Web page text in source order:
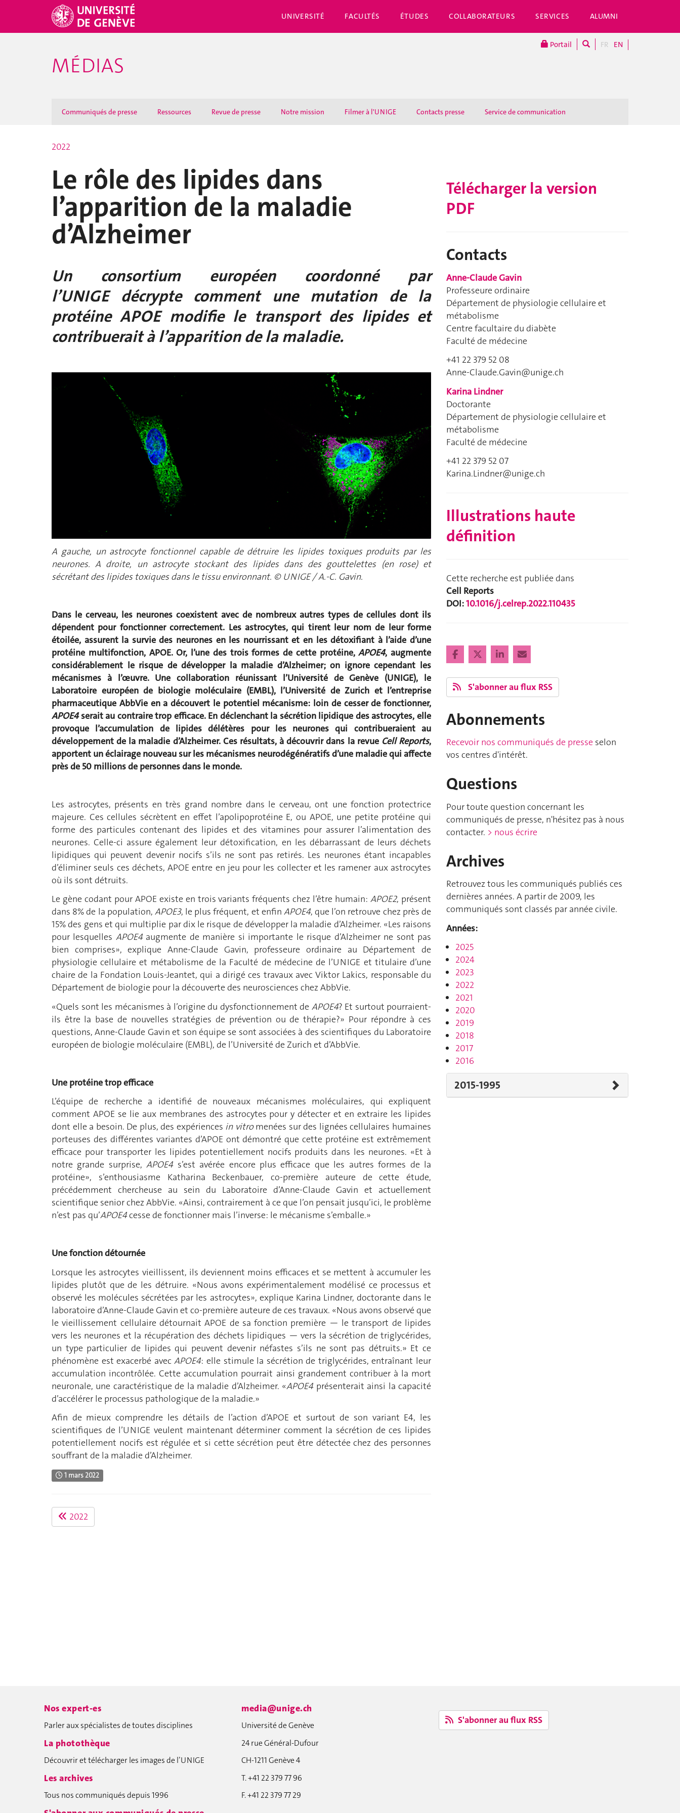
UNIVERSITÉ FACULTÉS ÉTUDES COLLABORATEURS SERVICES ALUMNI
Portail FR EN
MÉDIAS
Communiqués de presse Ressources Revue de presse Notre mission Filmer à l'UNIGE Contacts presse Service de communication
2022
Le rôle des lipides dans
l’apparition de la maladie
d’Alzheimer
Un consortium européen coordonné par
l’UNIGE décrypte comment une mutation de la
protéine APOE modifie le transport des lipides et
contribuerait à l’apparition de la maladie.
A gauche, un astrocyte fonctionnel capablede détruireles lipides toxiques produits par les
neurones. A droite, un astrocyte stockant des lipides dans des gouttelettes (en rose) et
sécrétantdes lipides toxiques dans le tissu environnant. © UNIGE /A.-C. Gavin.
Dans le cerveau, les neurones coexistent avec de nombreux autres types de cellules dont ils
dépendent pour fonctionner correctement. Les astrocytes, qui tirent leur nom de leur forme
étoilée, assurent la survie des neurones en les nourrissant et en les détoxifiant à l’aide d’une
protéine multifonction, APOE. Or, l’une des trois formes de cette protéine,APOE4, augmente
considérablement le risque de développer la maladie d’Alzheimer; on ignore cependant les
mécanismes à l’œuvre. Une collaboration réunissant l’Université de Genève (UNIGE), le
Laboratoire européen de biologie moléculaire (EMBL), l’Université de Zurich et l’entreprise
pharmaceutique AbbVie en a découvert le potentiel mécanisme: loin de cesser de fonctionner,
APOE4serait au contraire trop efficace. En déclenchant la sécrétion lipidique des astrocytes, elle
provoque l’accumulation de lipides délétères pour les neurones qui contribueraient au
développement de la maladie d’Alzheimer. Ces résultats, à découvrir dans la revue Cell Reports,
apportent un éclairage nouveau sur les mécanismes neurodégénératifs d’une maladie qui affecte
près de 50 millions de personnes dans le monde.
Les astrocytes, présents en très grand nombre dans le cerveau, ont une fonction protectrice
majeure. Ces cellules sécrètent en effet l’apolipoprotéine E, ou APOE, une petite protéine qui
forme des particules contenant des lipides et des vitamines pour assurer l’alimentation des
neurones. Celle-ci assure également leur détoxification, en les débarrassant de leurs déchets
lipidiques qui peuvent devenir nocifs s’ils ne sont pas retirés. Les neurones étant incapables
d’éliminer seuls ces déchets, APOE entre en jeu pour les collecter et les ramener aux astrocytes
où ils sont détruits.
Le gène codant pour APOE existe en trois variants fréquents chez l’être humain:APOE2, présent
dans 8% de la population, APOE3, le plus fréquent, et enfin APOE4, que l’on retrouve chez près de
15% des gens et qui multiplie par dix le risque de développer la maladie d’Alzheimer. «Les raisons
pour lesquelles APOE4augmente de manière si importante le risque d’Alzheimer ne sont pas
bien comprises», explique Anne-Claude Gavin, professeure ordinaire au Département de
physiologie cellulaire et métabolisme de la Faculté de médecine de l’UNIGE et titulaire d’une
chaire de la Fondation Louis-Jeantet, qui a dirigé ces travaux avec Viktor Lakics, responsable du
Département de biologie pour la découverte des neurosciences chez AbbVie.
«Quels sont les mécanismes à l’origine du dysfonctionnement de APOE4? Et surtout pourraient-
ils être la base de nouvelles stratégies de prévention ou de thérapie?» Pour répondre à ces
questions, Anne-Claude Gavin et son équipe se sont associées à des scientifiques du Laboratoire
européen de biologie moléculaire (EMBL), de l’Université de Zurich et d’AbbVie.
Une protéine trop efficace
L’équipe de recherche a identifié de nouveaux mécanismes moléculaires, qui expliquent
comment APOE se lie aux membranes des astrocytes pour y détecter et en extraire les lipides
dont elle a besoin. De plus, des expériences in vitromenées sur des lignées cellulaires humaines
porteuses des différentes variantes d’APOE ont démontré que cette protéine est extrêmement
efficace pour transporter les lipides potentiellement nocifs produits dans les neurones. «Et à
notre grande surprise,APOE4s’est avérée encore plus efficace que les autres formes de la
protéine», s’enthousiasme Katharina Beckenbauer, co-première auteure de cette étude,
précédemment chercheuse au sein du Laboratoire d’Anne-Claude Gavin et actuellement
scientifique senior chez AbbVie. «Ainsi, contrairement à ce que l’on pensait jusqu’ici, le problème
n’est pas qu’APOE4cesse de fonctionner mais l’inverse: le mécanisme s’emballe.»
Une fonction détournée
Lorsque les astrocytes vieillissent, ils deviennent moins efficaces et se mettent à accumuler les
lipides plutôt que de les détruire. «Nous avons expérimentalement modélisé ce processus et
observé les molécules sécrétées par les astrocytes», explique Karina Lindner, doctorante dans le
laboratoire d’Anne-Claude Gavin et co-première auteure de ces travaux. «Nous avons observé que
le vieillissement cellulaire détournait APOE de sa fonction première — le transport de lipides
vers les neurones et la récupération des déchets lipidiques — vers la sécrétion de triglycérides,
un type particulier de lipides qui peuvent devenir néfastes s’ils ne sont pas détruits.» Et ce
phénomène est exacerbé avecAPOE4: elle stimule la sécrétion de triglycérides, entraînant leur
accumulation incontrôlée. Cette accumulation pourrait ainsi grandement contribuer à la mort
neuronale, une caractéristique de la maladie d’Alzheimer. «APOE4présenterait ainsi la capacité
d’accélérer le processus pathologique de la maladie.»
Afin de mieux comprendre les détails de l’action d’APOE et surtout de son variant E4, les
scientifiques de l’UNIGE veulent maintenant déterminer comment la sécrétion de ces lipides
potentiellement nocifs est régulée et si cette sécrétion peut être détectée chez des personnes
souffrant de la maladie d’Alzheimer.
1 mars 2022
2022
Télécharger la version
PDF
Contacts
Anne-Claude Gavin
Professeure ordinaire
Département de physiologie cellulaire et
métabolisme
Centre facultaire du diabète
Faculté de médecine
+41 22 379 52 08
Anne-Claude.Gavin@unige.ch
Karina Lindner
Doctorante
Département de physiologie cellulaire et
métabolisme
Faculté de médecine
+41 22 379 52 07
Karina.Lindner@unige.ch
Illustrations haute
définition
Cette recherche est publiée dans
Cell Reports
DOI:10.1016/j.celrep.2022.110435
S'abonner au flux RSS
Abonnements
Recevoir nos communiqués de presse selon
vos centres d'intérêt.
Questions
Pour toute question concernant les
communiqués de presse, n'hésitez pas à nous
contacter. > nous écrire
Archives
Retrouvez tous les communiqués publiés ces
dernières années. A partir de 2009, les
communiqués sont classés par année civile.
Années:
2025
2024
2023
2022
2021
2020
2019
2018
2017
2016
2015-1995
Nos expert-es
Parler aux spécialistes de toutes disciplines
La photothèque
Découvrir et télécharger les images de l’UNIGE
Les archives
Tous nos communiqués depuis 1996
media@unige.ch
Université de Genève
24 rue Général-Dufour
CH-1211 Genève 4
T. +41 22 379 77 96
F. +41 22 379 77 29
S'abonner au flux RSS